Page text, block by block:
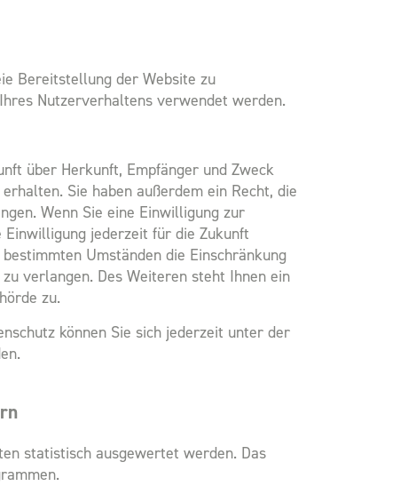
Bereitstellung der Website zu
Nutzerverhaltens verwendet werden.
über Herkunft, Empfänger und Zweck
Sie haben außerdem ein Recht, die
Wenn Sie eine Einwilligung zur
jederzeit für die Zukunft
Umständen die Einschränkung
verlangen. Des Weiteren steht Ihnen ein
zu.
können Sie sich jederzeit unter der
statistisch ausgewertet werden. Das